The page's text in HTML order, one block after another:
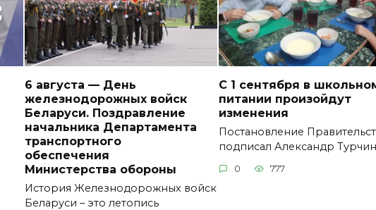
6 августа — День
железнодорожных войск
Беларуси. Поздравление
начальника Департамента
транспортного
обеспечения
Министерства обороны
История Железнодорожных войск
Беларуси – это летопись
С 1 сентября в
питании произойдут
изменения
Постановление
подписал Александр
0 777